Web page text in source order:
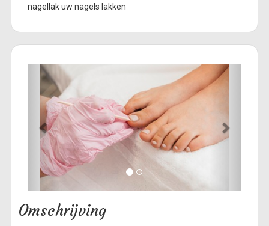
nagellak uw nagels lakken
Previous Next
Omschrijving